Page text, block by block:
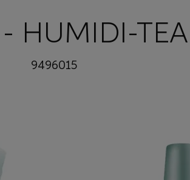
HUMIDI-
9496015